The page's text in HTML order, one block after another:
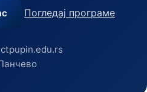
Погледај програме